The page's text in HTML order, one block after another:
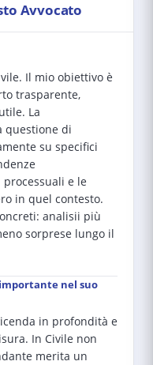
Avvocato
Il mio obiettivo è
trasparente,
La
questione di
su specifici
e le
in quel contesto.
analisii più
sorprese lungo il
nel suo
in profondità e
In Civile non
merita un